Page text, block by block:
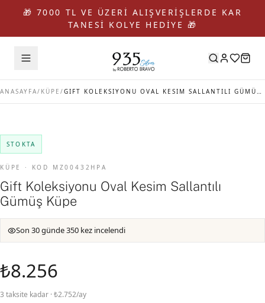
🎁 7000 TL VE ÜZERİ ALIŞVERİŞLERDE KAR
TANESİ KOLYE HEDİYE 🎁
ANASAYFA/ KÜPE / GIFT KOLEKSIYONU OVAL KESIM SALLANTILI GÜMÜŞ KÜPE
STOKTA
KÜPE · KOD MZ00432HPA
Gift Koleksiyonu Oval Kesim Sallantılı
Gümüş Küpe
Son 30 günde 350 kez incelendi
₺8.256
3 taksite kadar · ₺2.752/ay